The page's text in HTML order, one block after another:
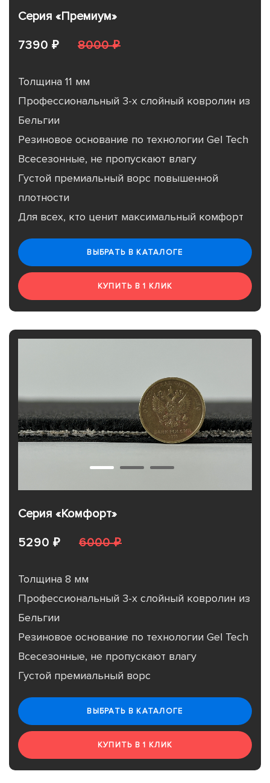
Серия «Премиум»
7390 ₽
8000 ₽
Толщина 11 мм
Профессиональный 3-х слойный ковролин из
Бельгии
Резиновое основание по технологии Gel Tech
Всесезонные, не пропускают влагу
Густой премиальный ворс повышенной
плотности
Для всех, кто ценит максимальный комфорт
ВЫБРАТЬ В КАТАЛОГЕ
КУПИТЬ В 1 КЛИК
Серия «Комфорт»
5290 ₽
6000 ₽
Толщина 8 мм
Профессиональный 3-х слойный ковролин из
Бельгии
Резиновое основание по технологии Gel Tech
Всесезонные, не пропускают влагу
Густой премиальный ворс
ВЫБРАТЬ В КАТАЛОГЕ
КУПИТЬ В 1 КЛИК